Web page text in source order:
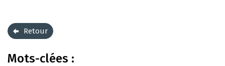
Retour
Mots-clées :